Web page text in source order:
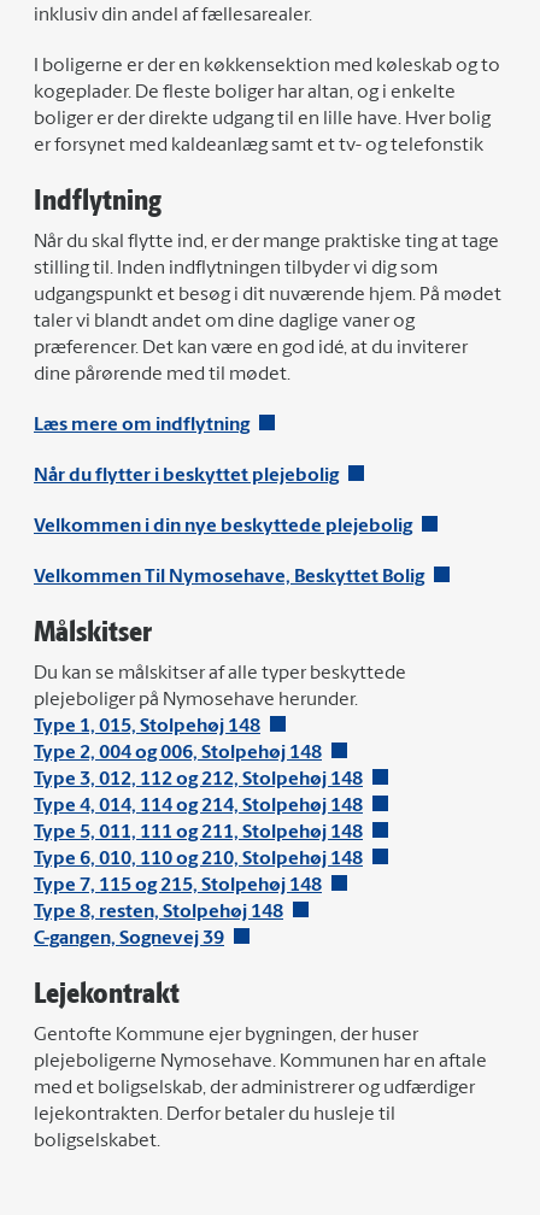
inklusiv din andel af fællesarealer.
I boligerne er der en køkkensektion med køleskab og to
kogeplader. De fleste boliger har altan, og i enkelte
boliger er der direkte udgang til en lille have. Hver bolig
er forsynet med kaldeanlæg samt et tv- og telefonstik
Indflytning
Når du skal flytte ind, er der mange praktiske ting at tage
stilling til. Inden indflytningen tilbyder vi dig som
udgangspunkt et besøg i dit nuværende hjem. På mødet
taler vi blandt andet om dine daglige vaner og
præferencer. Det kan være en god idé, at du inviterer
dine pårørende med til mødet.
Læs mere om indflytning
Når du flytter i beskyttet plejebolig
Velkommen i din nye beskyttede plejebolig
Velkommen Til Nymosehave, Beskyttet Bolig
Målskitser
Du kan se målskitser af alle typer beskyttede
plejeboliger på Nymosehave herunder.
Type 1, 015, Stolpehøj 148
Type 2, 004 og 006, Stolpehøj 148
Type 3, 012, 112 og 212, Stolpehøj 148
Type 4, 014, 114 og 214, Stolpehøj 148
Type 5, 011, 111 og 211, Stolpehøj 148
Type 6, 010, 110 og 210, Stolpehøj 148
Type 7, 115 og 215, Stolpehøj 148
Type 8, resten, Stolpehøj 148
C-gangen, Sognevej 39
Lejekontrakt
Gentofte Kommune ejer bygningen, der huser
plejeboligerne Nymosehave. Kommunen har en aftale
med et boligselskab, der administrerer og udfærdiger
lejekontrakten. Derfor betaler du husleje til
boligselskabet.